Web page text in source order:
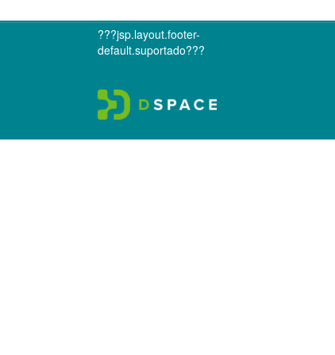
???jsp.layout.footer-
default.suportado???